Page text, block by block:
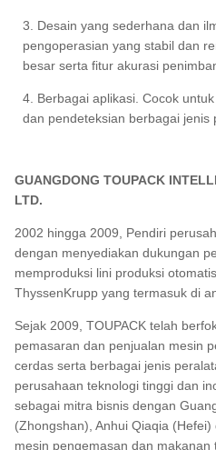
3. Desain yang sederhana dan
pengoperasian yang stabil dan
besar serta fitur akurasi
4. Berbagai aplikasi. Cocok
dan pendeteksian berbagai jenis
GUANGDONG TOUPACK
LTD.
2002 hingga 2009, Pendiri
dengan menyediakan dukungan
memproduksi lini produksi
ThyssenKrupp yang termasuk di
Sejak 2009, TOUPACK telah
pemasaran dan penjualan mesin
cerdas serta berbagai jenis
perusahaan teknologi tinggi dan
sebagai mitra bisnis dengan
(Zhongshan), Anhui Qiaqia
mesin pengemasan dan makanan